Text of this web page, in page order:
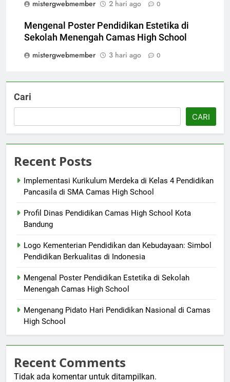
mistergwebmember 2 hari ago 0
Mengenal Poster Pendidikan Estetika di
Sekolah Menengah Camas High School
mistergwebmember
3 hari ago 0
Cari
CARI
Recent Posts
Implementasi Kurikulum Merdeka di Kelas 4 Pendidikan
Pancasila di SMA Camas High School
Profil Dinas Pendidikan Camas High School Kota
Bandung
Logo Kementerian Pendidikan dan Kebudayaan: Simbol
Pendidikan Berkualitas di Indonesia
Mengenal Poster Pendidikan Estetika di Sekolah
Menengah Camas High School
Mengenang Pidato Hari Pendidikan Nasional di Camas
High School
Recent Comments
Tidak ada komentar untuk ditampilkan.